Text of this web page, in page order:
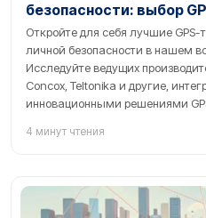
безопасности: выбор
Откройте для себя лучшие
личной безопасности в нашем
Исследуйте ведущих
Concox, Teltonika и другие,
инновационными решениями
оптимизировать маршруты
4 минут чтения